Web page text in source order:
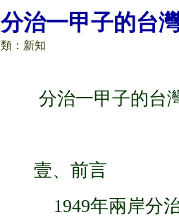
分治一甲子的台
類： 新知
分治一甲子的台
壹、
1949年兩岸分